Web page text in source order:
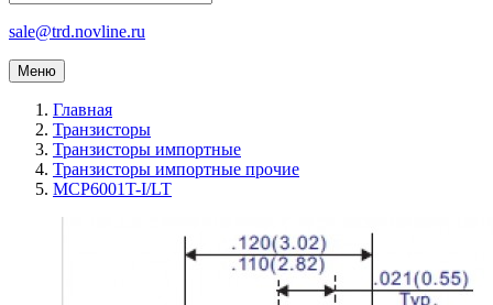
sale@trd.novline.ru
Меню
Главная
Транзисторы
Транзисторы импортные
Транзисторы импортные прочие
MCP6001T-I/LT